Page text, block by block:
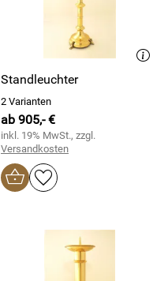
Standleuchter
2 Varianten
ab 905,- €
inkl. 19% MwSt., zzgl.
Versandkosten